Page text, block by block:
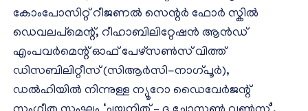
കോംപോസിറ്റ് റീജണൽ സെന്റർ ഫോർ സ്കിൽ
ഡെവലപ്‌മെന്റ്, റീഹാബിലിറ്റേഷൻ ആൻഡ്
എംപവർമെന്റ് ഓഫ് പേഴ്സൺസ് വിത്ത്
ഡിസബിലിറ്റീസ് (സിആർസി-നാഗ്പൂർ),
ഡൽഹിയിൽ നിന്നുള്ള ന്യൂറോ ഡൈവേർജന്റ്